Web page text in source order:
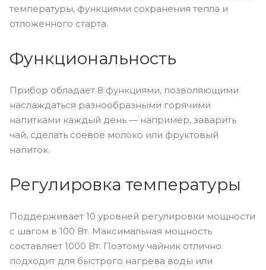
температуры, функциями сохранения тепла и
отложенного старта.
Функциональность
Прибор обладает 8 функциями, позволяющими
наслаждаться разнообразными горячими
напитками каждый день — например, заварить
чай, сделать соевое молоко или фруктовый
напиток.
Регулировка температуры
Поддерживает 10 уровней регулировки мощности
с шагом в 100 Вт. Максимальная мощность
составляет 1000 Вт. Поэтому чайник отлично
подходит для быстрого нагрева воды или